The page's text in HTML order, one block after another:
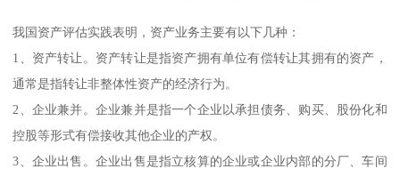
我国资产评估实践表明，资产业务主要有以下几种：
1、资产转让。资产转让是指资产拥有单位有偿转让其拥有的资产，
通常是指转让非整体性资产的经济行为。
2、企业兼并。企业兼并是指一个企业以承担债务、购买、股份化和
控股等形式有偿接收其他企业的产权。
3、企业出售。企业出售是指立核算的企业或企业内部的分厂、车间